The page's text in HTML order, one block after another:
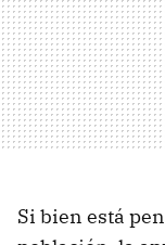
Si bien está